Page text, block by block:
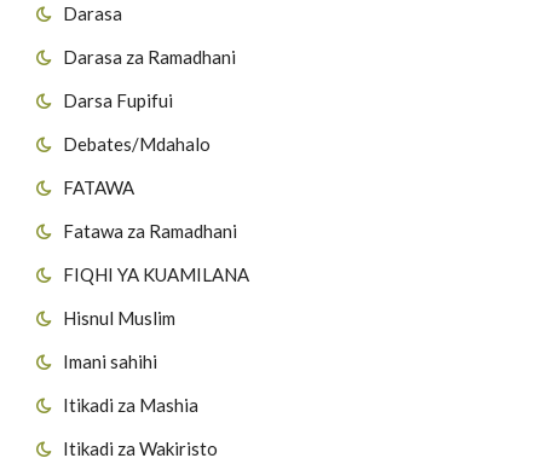
Darasa
Darasa za Ramadhani
Darsa Fupifui
Debates/Mdahalo
FATAWA
Fatawa za Ramadhani
FIQHI YA KUAMILANA
Hisnul Muslim
Imani sahihi
Itikadi za Mashia
Itikadi za Wakiristo